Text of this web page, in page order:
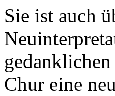
Sie ist auch
Chur eine